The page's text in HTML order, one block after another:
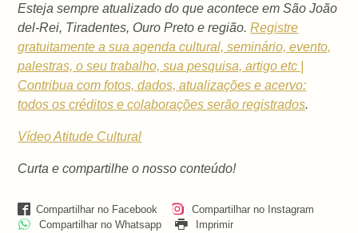
Esteja sempre atualizado do que acontece em São João
del-Rei, Tiradentes, Ouro Preto e região.Registre
gratuitamente a sua agenda cultural, seminário, evento,
palestras, o seu trabalho, sua pesquisa, artigo etc |
Contribua com fotos, dados, atualizações e acervo:
todos os créditos e colaborações serão registrados.
Vídeo Atitude Cultural
Curta e compartilhe o nosso conteúdo!
Compartilhar no Facebook
Compartilhar no Instagram
Compartilhar no Whatsapp
Imprimir